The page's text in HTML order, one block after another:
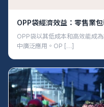
OPP袋經濟效益：零售業
OPP袋以其低成本和高效能成
中廣泛應用。OP […]